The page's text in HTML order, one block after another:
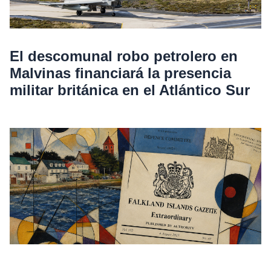
El descomunal robo petrolero en
Malvinas financiará la presencia
militar británica en el Atlántico Sur